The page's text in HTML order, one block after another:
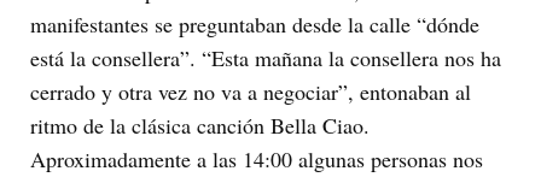
manifestantes se preguntaban desde la calle “dónde
está la consellera”. “Esta mañana la consellera nos ha
cerrado y otra vez no va a negociar”, entonaban al
ritmo de la clásica canción Bella Ciao.
Aproximadamente a las 14:00 algunas personas nos